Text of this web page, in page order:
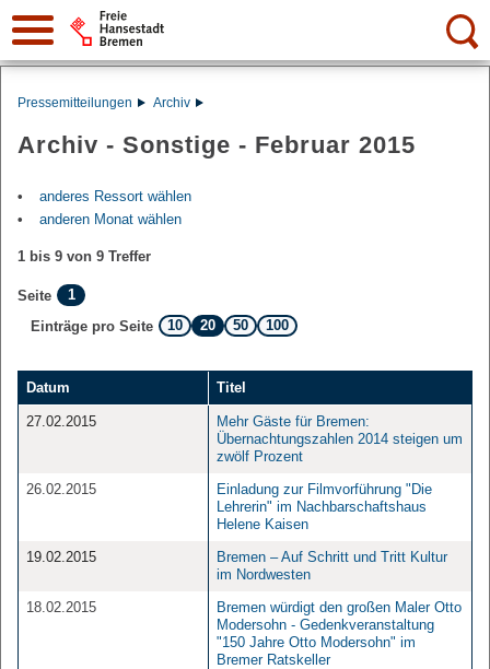
Suche:
Pressemitteilungen Archiv
Archiv - Sonstige - Februar 2015
anderes Ressort wählen
anderen Monat wählen
1 bis 9 von 9 Treffer
Seite
1
Einträge pro Seite
10 20 50 100
Datum Titel
27.02.2015
Mehr Gäste für Bremen:
Übernachtungszahlen 2014 steigen um
zwölf Prozent
26.02.2015
Einladung zur Filmvorführung "Die
Lehrerin" im Nachbarschaftshaus
Helene Kaisen
19.02.2015
Bremen – Auf Schritt und Tritt Kultur
im Nordwesten
18.02.2015
Bremen würdigt den großen Maler Otto
Modersohn - Gedenkveranstaltung
"150 Jahre Otto Modersohn" im
Bremer Ratskeller